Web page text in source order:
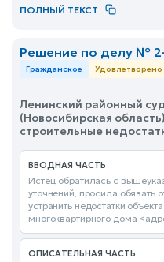
ПОЛНЫЙ ТЕКСТ
Решение по делу №
Гражданское Удовлетворено
Ленинский районный
(Новосибирская
строительные
ВВОДНАЯ ЧАСТЬ
Истец обратилась с
уточнений, просила обязать
устранить недостатки
многоквартирного дома
ОПИСАТЕЛЬНАЯ ЧАСТЬ